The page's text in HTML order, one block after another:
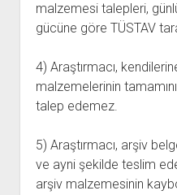
malzemesi talepleri,
gücüne göre TÜSTAV
4) Araştırmacı,
malzemelerinin
talep edemez.
5) Araştırmacı, arşiv
ve ayni şekilde teslim
arşiv malzemesinin